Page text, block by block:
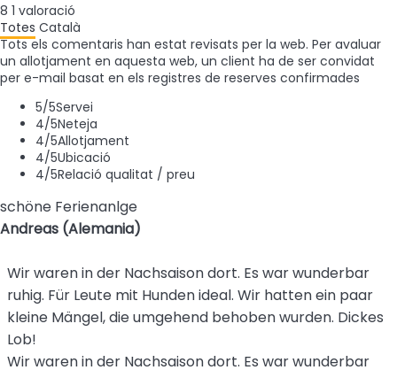
8 1 valoració
Totes Català
Tots els comentaris han estat revisats per la web. Per avaluar
un allotjament en aquesta web, un client ha de ser convidat
per e-mail basat en els registres de reserves confirmades
5/5Servei
4/5Neteja
4/5Allotjament
4/5Ubicació
4/5Relació qualitat / preu
schöne Ferienanlge
Andreas (Alemania)
Wir waren in der Nachsaison dort. Es war wunderbar
ruhig. Für Leute mit Hunden ideal. Wir hatten ein paar
kleine Mängel, die umgehend behoben wurden. Dickes
Lob!
Wir waren in der Nachsaison dort. Es war wunderbar